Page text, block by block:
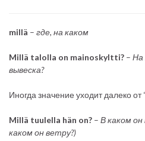
millä – где, на каком
Millä talolla on mainoskyltti? – На
вывеска?
Иногда значение уходит далеко от
Millä tuulella hän on? – В каком он
каком он ветру?)